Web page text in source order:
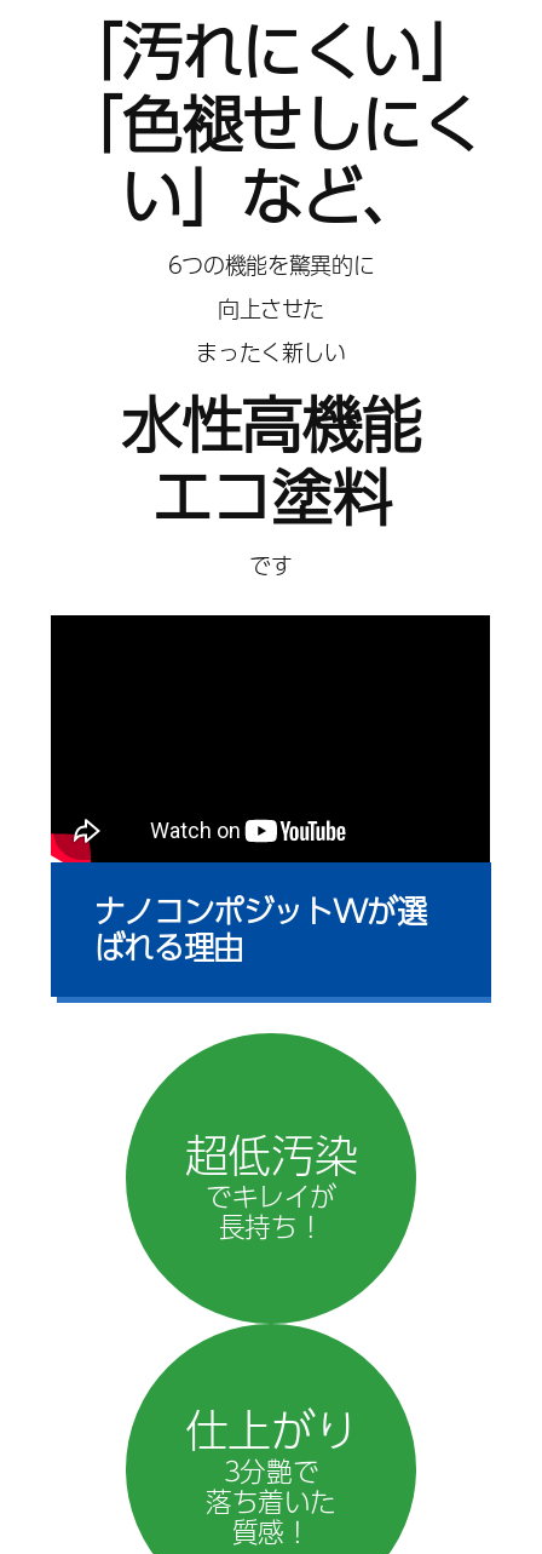
「汚れにくい」
「色褪せしにく
い」など、
6つの機能を驚異的に
向上させた
まったく新しい
水性高機能
エコ塗料
です
ナノコンポジットWが選
ばれる理由
超低汚染
でキレイが
長持ち！
仕上がり
3分艶で
落ち着いた
質感！